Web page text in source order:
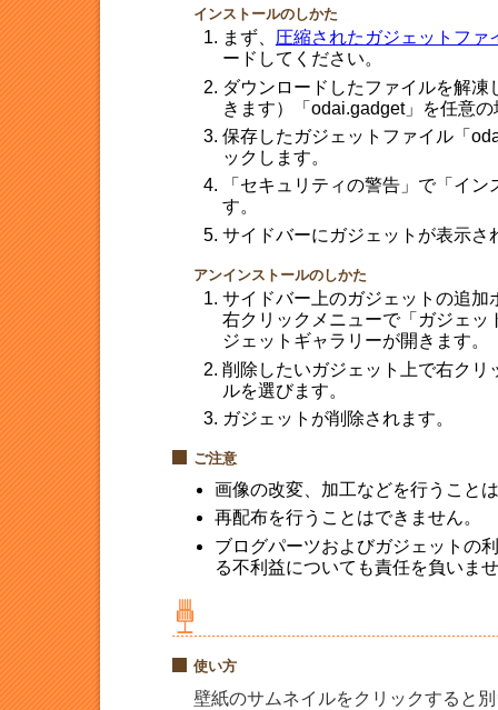
インストールのしかた
まず、 圧縮されたガジェットファ
ードしてください。
ダウンロードしたファイルを解凍
きます）「odai.gadget」を任意
保存したガジェットファイル「
ックします。
「セキュリティの警告」で「イ
す。
サイドバーにガジェットが表示さ
アンインストールのしかた
サイドバー上のガジェットの追加
右クリックメニューで「ガジェッ
ジェットギャラリーが開きます。
削除したいガジェット上で右クリ
ルを選びます。
ガジェットが削除されます。
ご注意
画像の改変、加工などを行うこと
再配布を行うことはできません。
ブログパーツおよびガジェットの
る不利益についても責任を負いま
使い方
壁紙のサムネイルをクリックすると